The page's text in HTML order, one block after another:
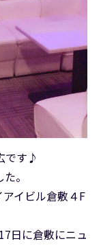
です♪
。
イビル倉敷４F
日に倉敷にニュ